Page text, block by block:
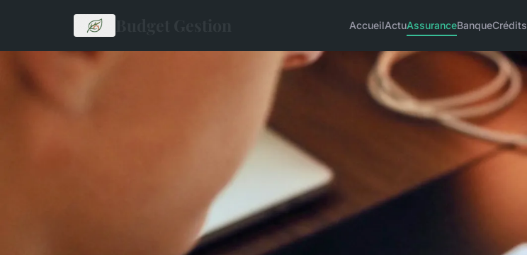
AccueilActuAssuranceBanqueCrédits